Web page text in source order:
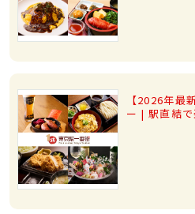
【2026年最
ー | 駅直結